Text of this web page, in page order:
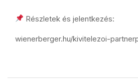
Részletek és jelentkezés:
wienerberger.hu/kivitelezoi-